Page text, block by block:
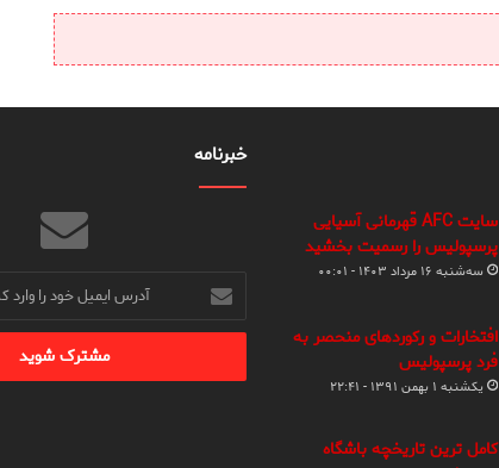
سایت AFC قهرمانی آسیایی
پرسپولیس را رسمیت بخشید
سه‌شنبه ۱۶ مرداد ۱۴۰۳ - ۰۰:۰۱
افتخارات و رکوردهای منحصر به
فرد پرسپولیس
یکشنبه ۱ بهمن ۱۳۹۱ - ۲۲:۴۱
کامل ترین تاریخچه باشگاه
خبرنامه
آدرس
ایمیل
خود
وارد